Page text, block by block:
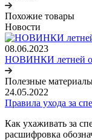
Похожие товары
Новости
08.06.2023
НОВИНКИ летней
Полезные
24.05.2022
Правила ухода за
Как ухаживать за
расшифровка